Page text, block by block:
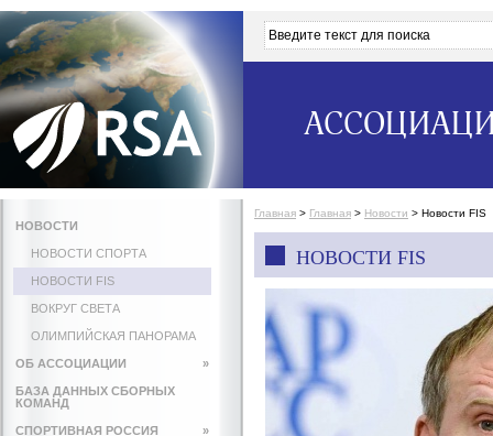
НОВОСТИ
НОВОСТИ СПОРТА
НОВОСТИ FIS
ВОКРУГ СВЕТА
ОЛИМПИЙСКАЯ ПАНОРАМА
ОБ АССОЦИАЦИИ »
БАЗА ДАННЫХ СБОРНЫХ
КОМАНД
СПОРТИВНАЯ РОССИЯ »
Главная > Главная > Новости > Новости FIS
НОВОСТИ FIS